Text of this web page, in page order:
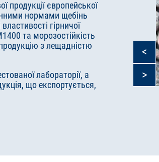
<
>
продукції європейської
нормами щебінь
гірничої
та морозостійкість
з лещадністю
лабораторії, а
що експортується,